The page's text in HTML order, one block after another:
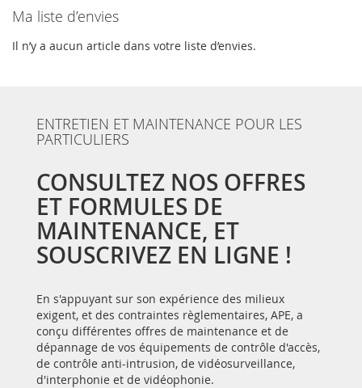
Ma liste d’envies
Il n’y a aucun article dans votre liste d’envies.
ENTRETIEN ET MAINTENANCE POUR LES
PARTICULIERS
CONSULTEZ NOS OFFRES
ET FORMULES DE
MAINTENANCE, ET
SOUSCRIVEZ EN LIGNE !
En s'appuyant sur son expérience des milieux
exigent, et des contraintes règlementaires, APE, a
conçu différentes offres de maintenance et de
dépannage de vos équipements de contrôle d'accès,
de contrôle anti-intrusion, de vidéosurveillance,
d'interphonie et de vidéophonie.